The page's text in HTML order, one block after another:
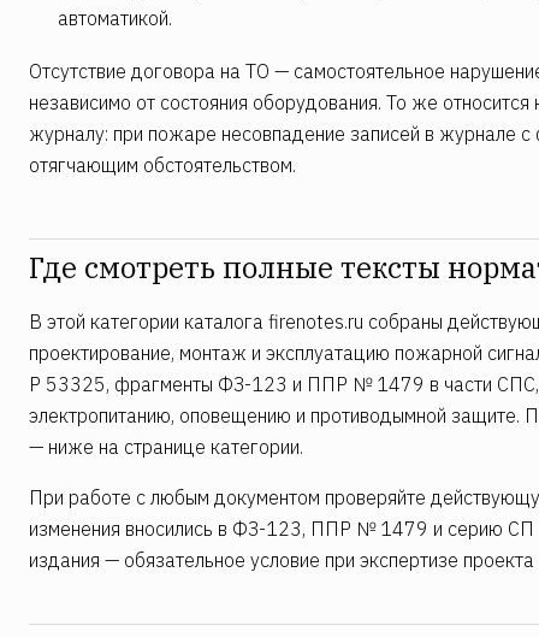
автоматикой.
Отсутствие договора на ТО — самостоятельное
независимо от состояния оборудования. То же
журналу: при пожаре несовпадение записей в журнале с
отягчающим обстоятельством.
Где смотреть полные тексты
В этой категории каталога firenotes.ru собраны
проектирование, монтаж и эксплуатацию пожарной
Р 53325, фрагменты ФЗ-123 и ППР № 1479 в части СПС,
электропитанию, оповещению и противодымной защите.
— ниже на странице категории.
При работе с любым документом проверяйте
изменения вносились в ФЗ-123, ППР № 1479 и серию СП
издания — обязательное условие при экспертизе